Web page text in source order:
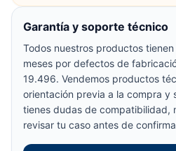
Garantía y soporte técnico
Todos nuestros productos
meses por defectos de
19.496. Vendemos productos
orientación previa a la compra y
tienes dudas de compatibilidad,
revisar tu caso antes de